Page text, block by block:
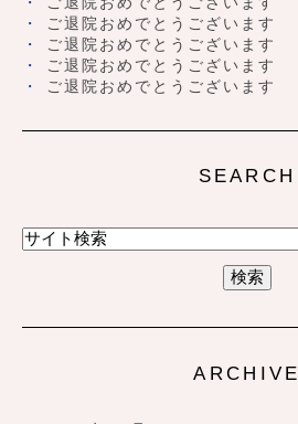
ご退院おめでとうございます
ご退院おめでとうございます
ご退院おめでとうございます
ご退院おめでとうございます
SEARCH
ARCHIVE